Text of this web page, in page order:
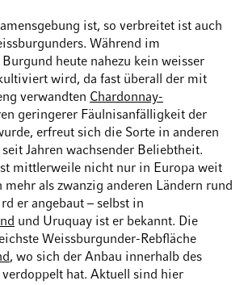
ist, so verbreitet ist auch
Während im
heute nahezu kein weisser
wird, da fast überall der mit
verwandten Chardonnay-
geringerer Fäulnisanfälligkeit der
erfreut sich die Sorte in anderen
Jahren wachsender Beliebtheit.
mittlerweile nicht nur in Europa weit
als zwanzig anderen Ländern rund
er angebaut – selbst in
und Uruquay ist er bekannt. Die
Weissburgunder-Rebfläche
, wo sich der Anbau innerhalb des
verdoppelt hat. Aktuell sind hier